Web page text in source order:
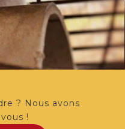
? Nous avons
!